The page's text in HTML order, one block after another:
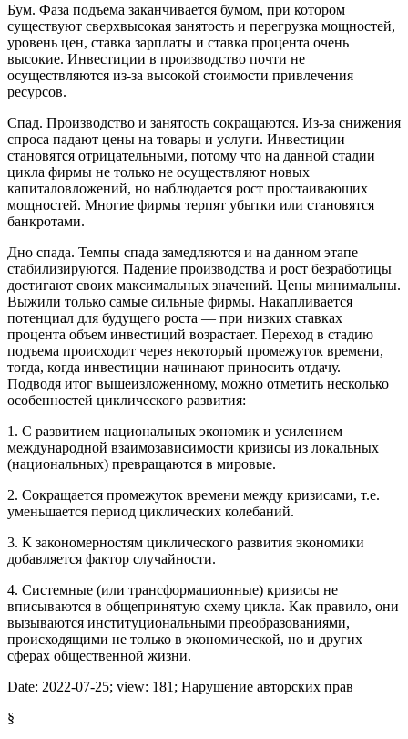
Бум. Фаза подъема заканчивается бумом, при котором
существуют сверхвысокая занятость и перегрузка мощностей,
уровень цен, ставка зарплаты и ставка процента очень
высокие. Инвестиции в производство почти не
осуществляются из-за высокой стоимости привлечения
ресурсов.
Спад. Производство и занятость сокращаются. Из-за снижения
спроса падают цены на товары и услуги. Инвестиции
становятся отрицательными, потому что на данной стадии
цикла фирмы не только не осуществляют новых
капиталовложений, но наблюдается рост простаивающих
мощностей. Многие фирмы терпят убытки или становятся
банкротами.
Дно спада. Темпы спада замедляются и на данном этапе
стабилизируются. Падение производства и рост безработицы
достигают своих максимальных значений. Цены минимальны.
Выжили только самые сильные фирмы. Накапливается
потенциал для будущего роста — при низких ставках
процента объем инвестиций возрастает. Переход в стадию
подъема происходит через некоторый промежуток времени,
тогда, когда инвестиции начинают приносить отдачу.
Подводя итог вышеизложенному, можно отметить несколько
особенностей циклического развития:
1. С развитием национальных экономик и усилением
международной взаимозависимости кризисы из локальных
(национальных) превращаются в мировые.
2. Сокращается промежуток времени между кризисами, т.е.
уменьшается период циклических колебаний.
3. К закономерностям циклического развития экономики
добавляется фактор случайности.
4. Системные (или трансформационные) кризисы не
вписываются в общепринятую схему цикла. Как правило, они
вызываются институциональными преобразованиями,
происходящими не только в экономической, но и других
сферах общественной жизни.
Date: 2022-07-25; view: 181 ; Нарушение авторских прав
§